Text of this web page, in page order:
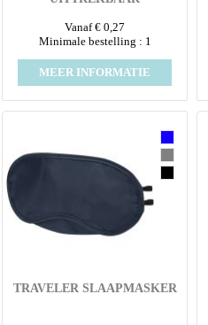
Vanaf € 0,27
Minimale bestelling : 1
MEER INFORMATIE
TRAVELER SLAAPMASKER